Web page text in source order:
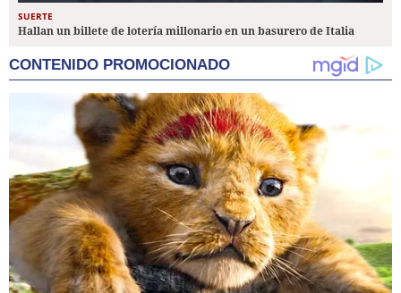
SUERTE
Hallan un billete de lotería millonario en un basurero de Italia
CONTENIDO PROMOCIONADO